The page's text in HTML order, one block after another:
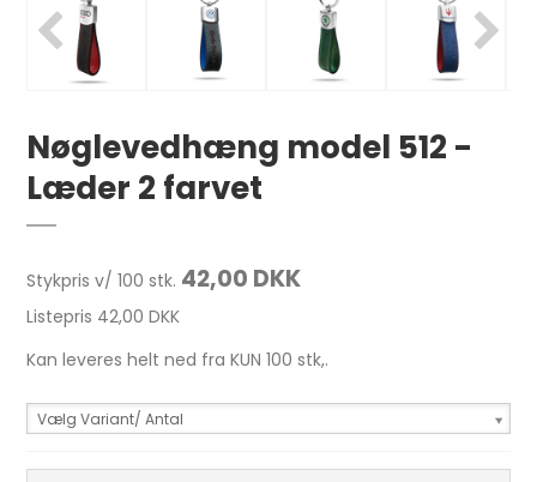
Nøglevedhæng model 512 -
Læder 2 farvet
Stykpris v/ 100 stk. 42,00 DKK
Listepris 42,00 DKK
Kan leveres helt ned fra KUN 100 stk,.
Vælg Variant/ Antal